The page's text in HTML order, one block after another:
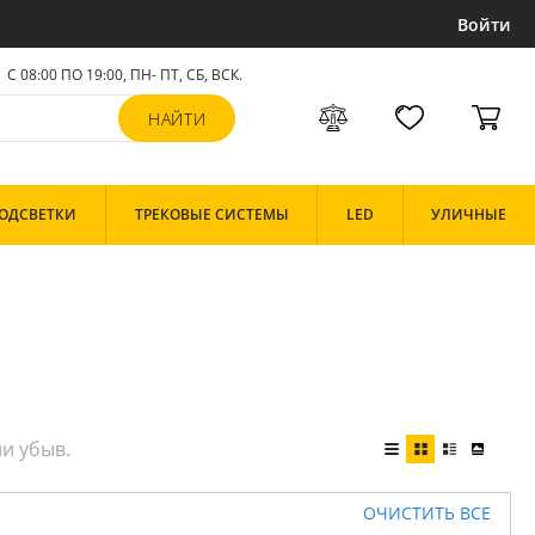
Войти
С 08:00 ПО 19:00, ПН- ПТ,СБ, ВСК.
ТРЕКОВЫЕ СИСТЕМЫ LED УЛИЧНЫЕ
ОЧИСТИТЬ ВСЕ